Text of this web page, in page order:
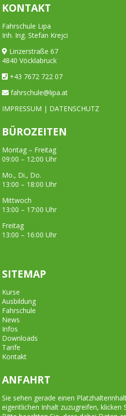
KONTAKT
Fahrschule Lipa
Inh. Ing. Stefan Krejci
Linzerstraße 67
4840 Vöcklabruck
+43 7672 722 07
fahrschule@lipa.at
IMPRESSUM | DATENSCHUTZ
BÜROZEITEN
Montag – Freitag
09:00 – 12:00 Uhr
Mo., Di., Do.
13:00 – 18:00 Uhr
Mittwoch
13:00 – 17:00 Uhr
Freitag
13:00 – 16:00 Uhr
SITEMAP
Kurse
Ausbildung
Fahrschule
News
Infos
Downloads
Tarife
Kontakt
ANFAHRT
Sie sehen gerade einen
eigentlichen Inhalt zuzugreifen, klicken